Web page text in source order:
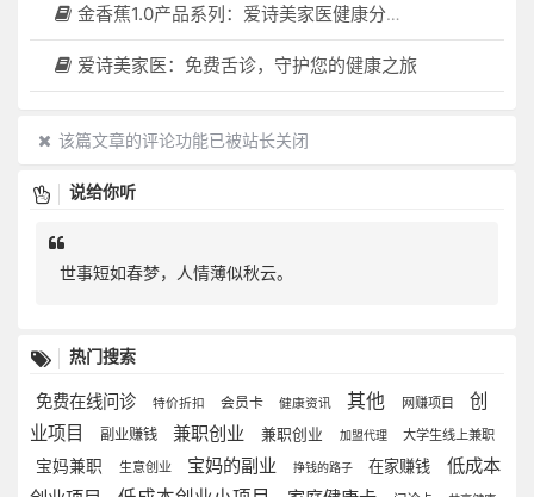
金香蕉1.0产品系列：爱诗美家医健康分布机，健康一体机，社区服务中心，药店，健康小屋都需要
爱诗美家医：免费舌诊，守护您的健康之旅
该篇文章的评论功能已被站长关闭
说给你听
世事短如春梦，人情薄似秋云。
热门搜索
免费在线问诊 特价折扣 会员卡 健康资讯 其他 网赚项目
创
业项目
副业赚钱 兼职创业 兼职创业 加盟代理 大学生线上兼职
宝妈兼职 生意创业 宝妈的副业 挣钱的路子 在家赚钱
低成本